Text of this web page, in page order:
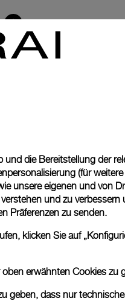
die Bereitstellung der
(für
unsere eigenen und von
und zu verbessern
Präferenzen zu senden.
klicken Sie auf
oben erwähnten Cookies zu
geben, dass nur